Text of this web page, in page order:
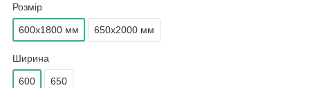
Розмір
600х1800 мм 650х2000 мм
Ширина
600 650